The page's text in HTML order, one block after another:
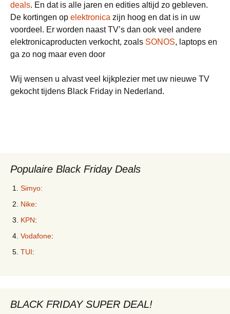
deals. En dat is alle jaren en edities altijd zo gebleven.
De kortingen op elektronica zijn hoog en dat is in uw
voordeel. Er worden naast TV’s dan ook veel andere
elektronicaproducten verkocht, zoals SONOS, laptops en
ga zo nog maar even door
Wij wensen u alvast veel kijkplezier met uw nieuwe TV
gekocht tijdens Black Friday in Nederland.
Populaire Black Friday Deals
Simyo:
Nike:
KPN:
Vodafone:
TUI:
BLACK FRIDAY SUPER DEAL!